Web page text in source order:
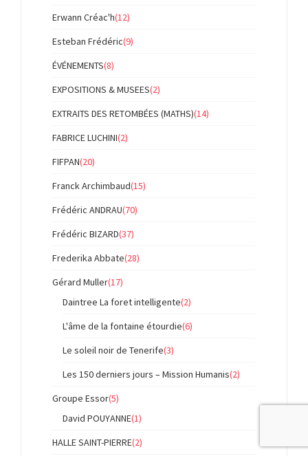
Erwann Créac'h(12)
Esteban Frédéric(9)
ÉVÉNEMENTS(8)
EXPOSITIONS & MUSEES(2)
EXTRAITS DES RETOMBÉES (MATHS)(14)
FABRICE LUCHINI(2)
FIFPAN(20)
Franck Archimbaud(15)
Frédéric ANDRAU(70)
Frédéric BIZARD(37)
Frederika Abbate(28)
Gérard Muller(17)
Daintree La foret intelligente(2)
L'âme de la fontaine étourdie(6)
Le soleil noir de Tenerife(3)
Les 150 derniers jours – Mission Humanis(2)
Groupe Essor(5)
David POUYANNE(1)
HALLE SAINT-PIERRE(2)